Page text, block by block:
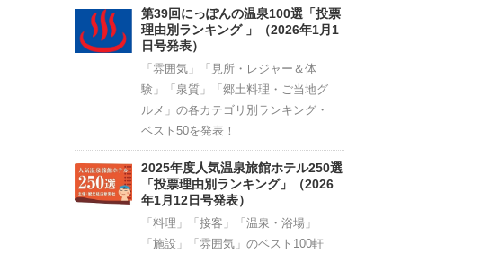
第39回にっぽんの温泉100選「投票
理由別ランキング 」（2026年1月1
日号発表）
「雰囲気」「見所・レジャー＆体
験」「泉質」「郷土料理・ご当地グ
ルメ」の各カテゴリ別ランキング・
ベスト50を発表！
2025年度人気温泉旅館ホテル250選
「投票理由別ランキング」（2026
年1月12日号発表）
「料理」「接客」「温泉・浴場」
「施設」「雰囲気」のベスト100軒